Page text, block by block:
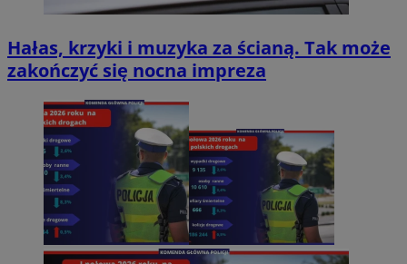
Hałas, krzyki i muzyka za ścianą. Tak może
zakończyć się nocna impreza